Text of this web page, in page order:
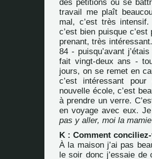
des pétitions ou se
travail me plaît
mal, c’est très
c’est bien puisque
prenant, très
84 - puisqu’avant
fait vingt-deux ans -
jours, on se remet en
c’est intéressant
nouvelle école, c’est
à prendre un verre.
en voyage avec eux.
pas y aller, moi la
K : Comment
À la maison j’ai pas
le soir donc j’essaie